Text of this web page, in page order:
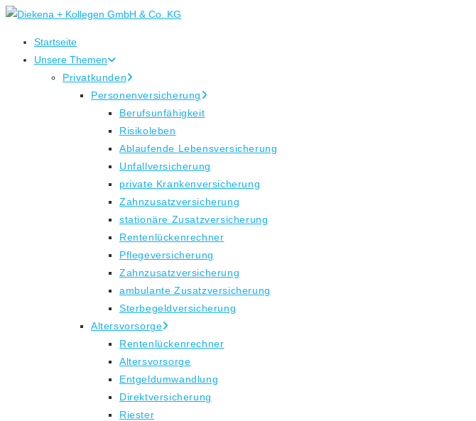
Zum
springen
Startseite
Unsere Themen
Privatkunden
Personenversicherung
Berufsunfähigkeit
Risikoleben
Ablaufende Lebensversicherung
Unfallversicherung
private Krankenversicherung
Zahnzusatzversicherung
stationäre Zusatzversicherung
Rentenlückenrechner
Pflegeversicherung
Zahnzusatzversicherung
ambulante Zusatzversicherung
Sterbegeldversicherung
Altersvorsorge
Rentenlückenrechner
Altersvorsorge
Entgeldumwandlung
Direktversicherung
Riester